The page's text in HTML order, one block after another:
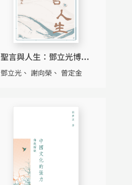
聖言與人生：鄧立光博士
文化專欄集
鄧立光 謝向榮 曾定金